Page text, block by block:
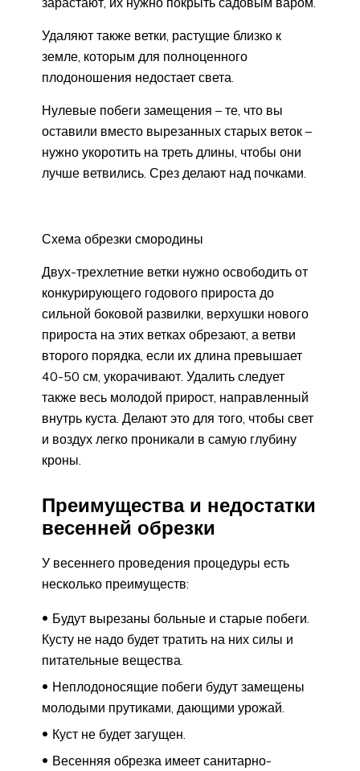
Удаляют также ветки, растущие близко к
земле, которым для полноценного
плодоношения недостает света.
Нулевые побеги замещения – те, что вы
оставили вместо вырезанных старых веток –
нужно укоротить на треть длины, чтобы они
лучше ветвились. Срез делают над почками.
Схема обрезки смородины
Двух-трехлетние ветки нужно освободить от
конкурирующего годового прироста до
сильной боковой развилки, верхушки нового
прироста на этих ветках обрезают, а ветви
второго порядка, если их длина превышает
40-50 см, укорачивают. Удалить следует
также весь молодой прирост, направленный
внутрь куста. Делают это для того, чтобы свет
и воздух легко проникали в самую глубину
кроны.
Преимущества и недостатки
весенней обрезки
У весеннего проведения процедуры есть
несколько преимуществ:
Будут вырезаны больные и старые побеги.
Кусту не надо будет тратить на них силы и
питательные вещества.
Неплодоносящие побеги будут замещены
молодыми прутиками, дающими урожай.
Куст не будет загущен.
Весенняя обрезка имеет санитарно-